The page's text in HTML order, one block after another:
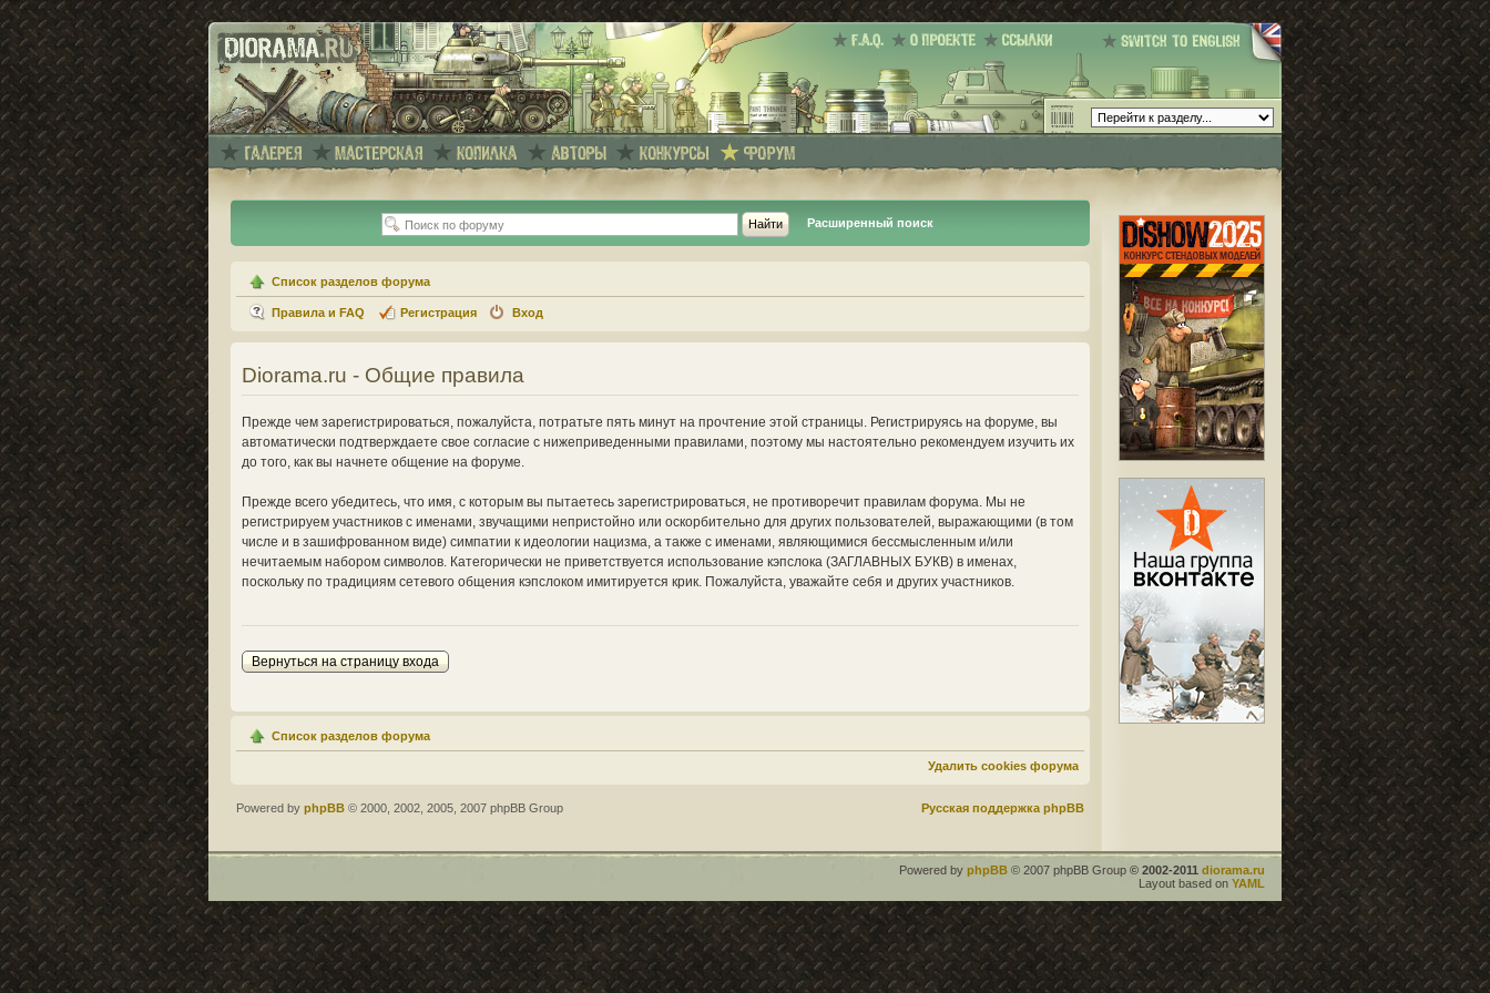
Расширенный поиск
Список разделов форума
Правила и FAQ Регистрация Вход
Diorama.ru - Общие правила
Прежде чем зарегистрироваться, пожалуйста, потратьте пять минут на прочтение этой страницы. Регистрируясь на форуме, вы
автоматически подтверждаете свое согласие с нижеприведенными правилами, поэтому мы настоятельно рекомендуем изучить их
до того, как вы начнете общение на форуме.
Прежде всего убедитесь, что имя, с которым вы пытаетесь зарегистрироваться, не противоречит правилам форума. Мы не
регистрируем участников с именами, звучащими непристойно или оскорбительно для других пользователей, выражающими (в том
числе и в зашифрованном виде) симпатии к идеологии нацизма, а также с именами, являющимися бессмысленным и/или
нечитаемым набором символов. Категорически не приветствуется использование кэпслока (ЗАГЛАВНЫХ БУКВ) в именах,
поскольку по традициям сетевого общения кэпслоком имитируется крик. Пожалуйста, уважайте себя и других участников.
Вернуться на страницу входа
Список разделов форума
Удалить cookies форума
Powered by phpBB © 2000, 2002, 2005, 2007 phpBB Group Русская поддержка phpBB
Powered by phpBB © 2007 phpBB Group © 2002-2011 diorama.ru
Layout based on YAML